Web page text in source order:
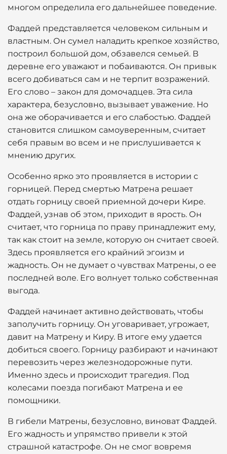
многом определила его дальнейшее поведение.
Фаддей представляется человеком сильным и
властным. Он сумел наладить крепкое хозяйство,
построил большой дом, обзавелся семьей. В
деревне его уважают и побаиваются. Он привык
всего добиваться сам и не терпит возражений.
Его слово – закон для домочадцев. Эта сила
характера, безусловно, вызывает уважение. Но
она же оборачивается и его слабостью. Фаддей
становится слишком самоуверенным, считает
себя правым во всем и не прислушивается к
мнению других.
Особенно ярко это проявляется в истории с
горницей. Перед смертью Матрена решает
отдать горницу своей приемной дочери Кире.
Фаддей, узнав об этом, приходит в ярость. Он
считает, что горница по праву принадлежит ему,
так как стоит на земле, которую он считает своей.
Здесь проявляется его крайний эгоизм и
жадность. Он не думает о чувствах Матрены, о ее
последней воле. Его волнует только собственная
выгода.
Фаддей начинает активно действовать, чтобы
заполучить горницу. Он уговаривает, угрожает,
давит на Матрену и Киру. В итоге ему удается
добиться своего. Горницу разбирают и начинают
перевозить через железнодорожные пути.
Именно здесь и происходит трагедия. Под
колесами поезда погибают Матрена и ее
помощники.
В гибели Матрены, безусловно, виноват Фаддей.
Его жадность и упрямство привели к этой
страшной катастрофе. Он не смог вовремя